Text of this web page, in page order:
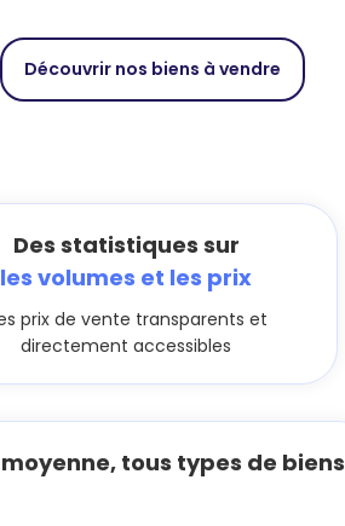
Découvrir nos biens à vendre
Des statistiques sur
les volumes et les prix
prix de vente transparents et
directement accessibles
tous types de biens